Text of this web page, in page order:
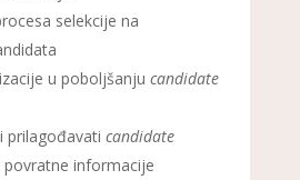
selekcije na
u poboljšanju candidate
prilagođavati candidate
informacije